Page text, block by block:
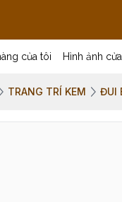
của tôi Hình ảnh
TRANG TRÍ KEM ĐUI